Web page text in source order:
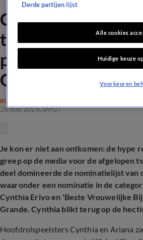
Cynthia Erivo
traumatische
promotietour met
Grande
BUITENLAND
28 mei 2026, 09:07
Je kon er niet aan ontkomen: de hype
greep op de media voor de afgelopen
deel domineerde de nominatielijst van
waaronder een nominatie in de
Cynthia Erivo en 'Beste Vrouwelijke
Grande. Cynthia blikt terug op de
Hoofdrolspeelsters Cynthia en Ariana
Derde partijen lijst
Alle cookies
Huidige keuze
Voorkeuren